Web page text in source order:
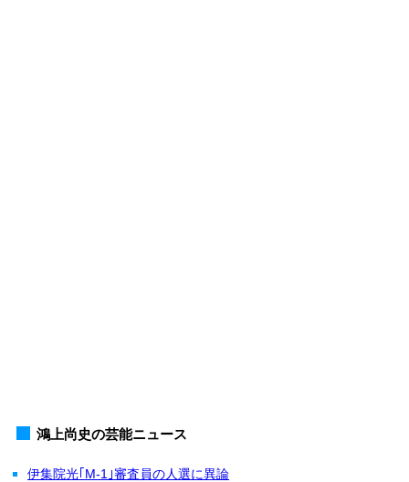
鴻上尚史の芸能ニュース
伊集院光｢M-1｣審査員の人選に異論